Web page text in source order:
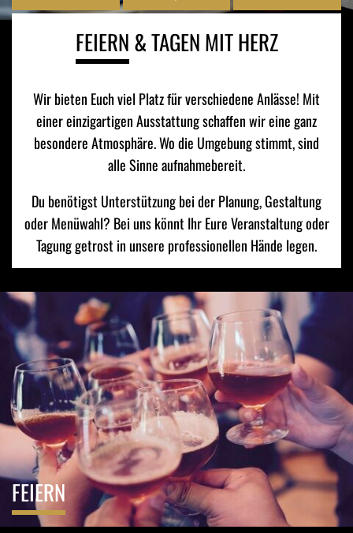
FEIERN & TAGEN MIT HERZ
Wir bieten Euch viel Platz für verschiedene Anlässe! Mit
einer einzigartigen Ausstattung schaffen wir eine ganz
besondere Atmosphäre. Wo die Umgebung stimmt, sind
alle Sinne aufnahmebereit.
Du benötigst Unterstützung bei der Planung, Gestaltung
oder Menüwahl? Bei uns könnt Ihr Eure Veranstaltung oder
Tagung getrost in unsere professionellen Hände legen.
FEIERN